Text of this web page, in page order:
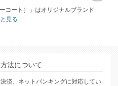
コート）」はオリジナルブランド
見る
法について
済、ネットバンキングに対応してい